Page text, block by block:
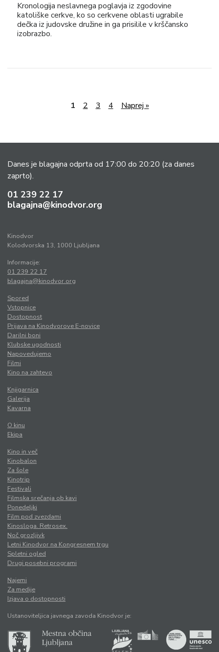
Kronologija neslavnega poglavja iz zgodovine
katoliške cerkve, ko so cerkvene oblasti ugrabile
dečka iz judovske družine in ga prisilile v krščansko
izobrazbo.
1 2 3 4 Naprej »
Danes je blagajna odprta od 17:00 do 20:20 (za danes
zaprto).
01 239 22 17
blagajna@kinodvor.org
Kinodvor
Kolodvorska 13, 1000 Ljubljana
Informacije:
01 239 22 17
blagajna@kinodvor.org
Spored
Vstopnice
Dostopnost
Prijava na Kinodvorove E-novice
Darilni boni
Klubske ugodnosti
Napovedujemo
Filmi
Kino na zahtevo
Knjigarnica
Galerija
Kavarna
O kinu
Ekipa
Kino in več
Kinobalon
Za šole
Kinotrip
Festivali
Filmska srečanja ob kavi
Ponedeljki
Film pod zvezdami
Kinosloga. Retrosex.
Noč grozljivk
Letni Kinodvor na Kongresnem trgu
Spletni ogled
Drugi posebni programi
Najemi
Za medije
Izjava o dostopnosti
Ustanoviteljica javnega zavoda Kinodvor je: